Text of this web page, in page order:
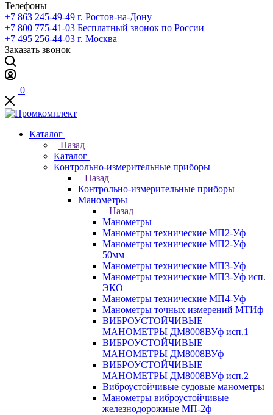
Телефоны
+7 863 245-49-49 г. Ростов-на-Дону
+7 800 775-41-03 Бесплатный звонок по России
+7 495 256-44-03 г. Москва
Заказать звонок
0
Каталог
Назад
Каталог
Контрольно-измерительные приборы
Назад
Контрольно-измерительные приборы
Манометры
Назад
Манометры
Манометры технические МП2-Уф
Манометры технические МП2-Уф
50мм
Манометры технические МП3-Уф
Манометры технические МП3-Уф исп.
ЭКО
Манометры технические МП4-Уф
Манометры точных измерений МТИф
ВИБРОУСТОЙЧИВЫЕ
МАНОМЕТРЫ ДМ8008ВУф исп.1
ВИБРОУСТОЙЧИВЫЕ
МАНОМЕТРЫ ДМ8008ВУф
ВИБРОУСТОЙЧИВЫЕ
МАНОМЕТРЫ ДМ8008ВУф исп.2
Виброустойчивые судовые манометры
Манометры виброустойчивые
железнодорожные МП-2ф